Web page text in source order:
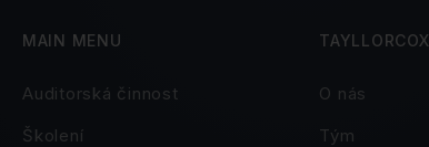
MAIN MENU
Auditorská činnost
Školení
TAYLLORCOX
O nás
Tým